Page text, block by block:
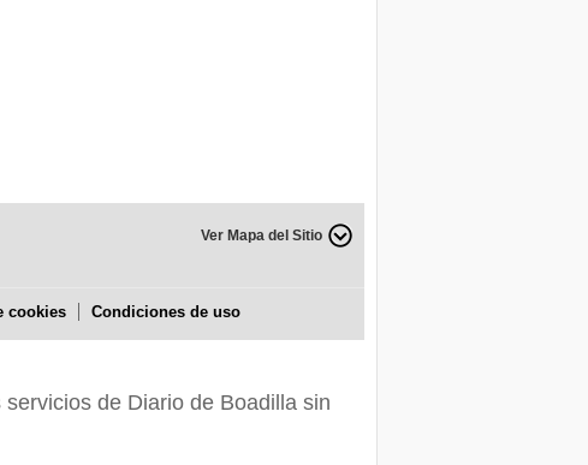
Ver Mapa del Sitio
cookies Condiciones de uso
de Diario de Boadilla sin